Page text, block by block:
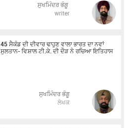
ਸੁਖਮਿੰਦਰ ਭੰਗੂ
writer
45 ਸੈਕੰਡ ਦੀ ਦੀਵਾਰ ਢਾਹੁਣ ਵਾਲਾ ਭਾਰਤ ਦਾ ਨਵਾਂ
ਸੁਲਤਾਨ- ਵਿਸ਼ਾਲ ਟੀ.ਕੇ. ਦੀ ਦੌੜ ਨੇ ਰਚਿਆ ਇਤਿਹਾਸ
ਸੁਖਮਿੰਦਰ ਭੰਗੂ
ਲੇਖਕ